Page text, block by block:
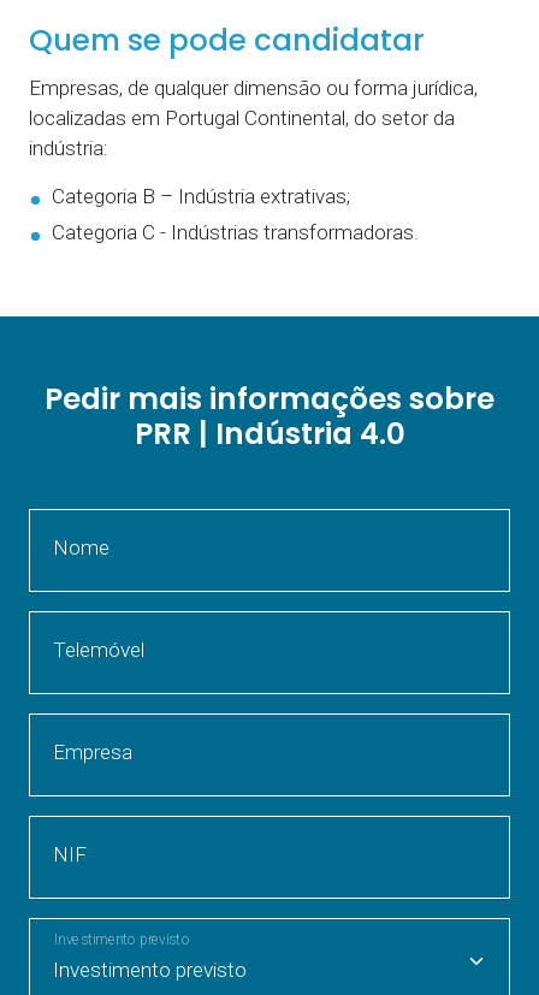
Quem se pode candidatar
Empresas, de qualquer dimensão ou forma jurídica,
localizadas em Portugal Continental, do setor da
indústria:
Categoria B – Indústria extrativas;
Categoria C - Indústrias transformadoras.
Pedir mais informações sobre
PRR | Indústria 4.0
Nome
Telemóvel
Empresa
NIF
Investimento previsto